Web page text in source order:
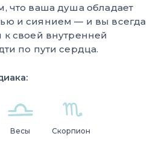
что ваша душа обладает
и сиянием — и вы всегда
к своей внутренней
по пути сердца.
Весы Скорпион